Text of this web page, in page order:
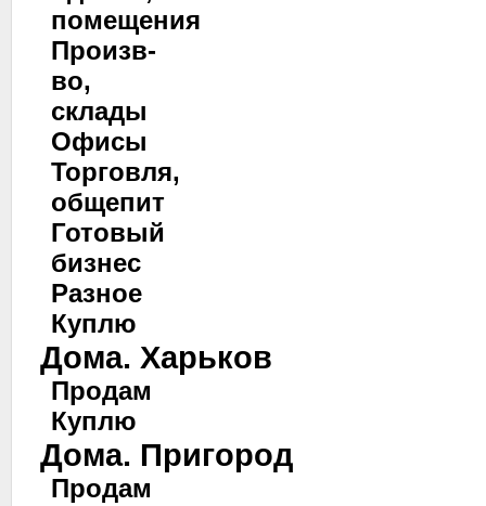
помещения
Произв-
во,
склады
Офисы
Торговля,
общепит
Готовый
бизнес
Разное
Куплю
Дома. Харьков
Продам
Куплю
Дома. Пригород
Продам